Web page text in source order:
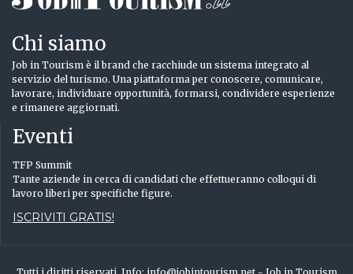
Chi siamo
Job in Tourism è il brand che racchiude un sistema integrato al
servizio del turismo. Una piattaforma per conoscere, comunicare,
lavorare, individuare opportunità, formarsi, condividere esperienze
e rimanere aggiornati.
Eventi
TFP Summit
Tante aziende in cerca di candidati che effettueranno colloqui di
lavoro liberi per specifiche figure.
ISCRIVITI GRATIS!